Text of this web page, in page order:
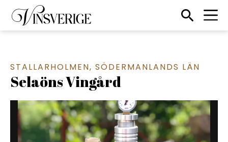
Till startsidan Sökikon
STALLARHOLMEN, SÖDERMANLANDS LÄN
Selaöns Vingård